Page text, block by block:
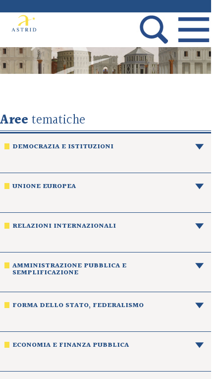
Areetematiche
DEMOCRAZIA E ISTITUZIONI
UNIONE EUROPEA
RELAZIONI INTERNAZIONALI
AMMINISTRAZIONE PUBBLICA E
SEMPLIFICAZIONE
FORMA DELLO STATO, FEDERALISMO
ECONOMIA E FINANZA PUBBLICA